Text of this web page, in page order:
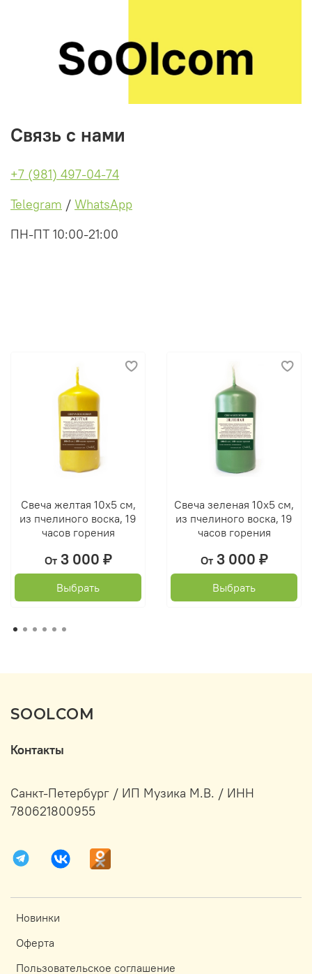
Связь с нами
+7 (981) 497-04-74
Telegram / WhatsApp
ПН-ПТ 10:00-21:00
Свеча желтая 10х5 см,
из пчелиного воска, 19
часов горения
От3 000 ₽
Выбрать
Свеча зеленая 10х5 см,
из пчелиного воска, 19
часов горения
От3 000 ₽
Выбрать
SOOLCOM
Новинки
Оферта
Пользовательское соглашение
Контакты
Санкт-Петербург / ИП Музика М.В. / ИНН
780621800955